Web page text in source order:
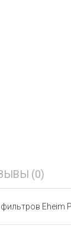
(0)
Eheim